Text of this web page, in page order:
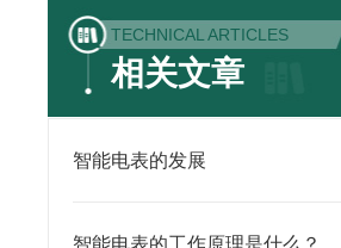
TECHNICAL ARTICLES
相关文章
智能电表的发展
智能电表的工作原理是什么？